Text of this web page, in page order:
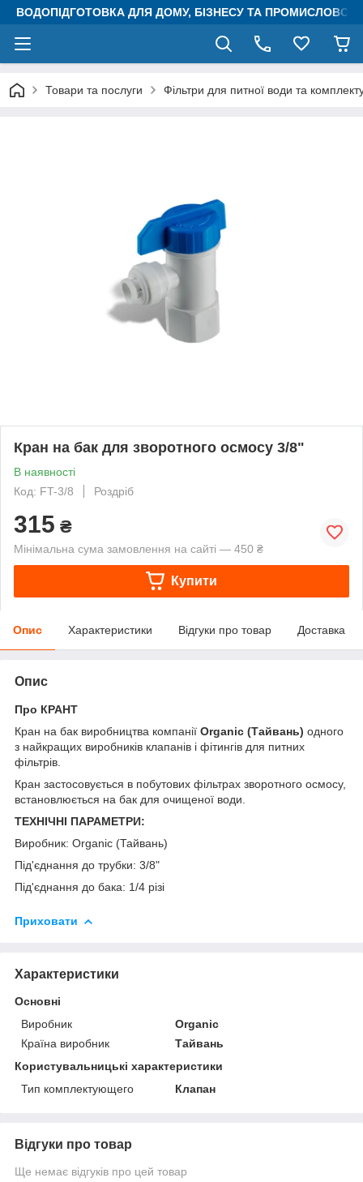
ВОДОПІДГОТОВКА ДЛЯ ДОМУ, БІЗНЕСУ ТА
Товари та послуги Фільтри для питної води та
Кран на бак для зворотного осмосу 3/8"
В наявності
Код: FT-3/8
Роздріб
315 ₴
Мінімальна сума замовлення на сайті — 450 ₴
Купити
Опис Характеристики Відгуки про товар Доставка
Опис
Про КРАНТ
Кран на бак виробництва компанії Organic (Тайвань) одного
з найкращих виробників клапанів і фітингів для питних
фільтрів.
Кран застосовується в побутових фільтрах зворотного осмосу,
встановлюється на бак для очищеної води.
ТЕХНІЧНІ ПАРАМЕТРИ:
Виробник: Organic (Тайвань)
Під'єднання до трубки: 3/8"
Під'єднання до бака: 1/4 різі
Приховати
Характеристики
Основні
Виробник
Organic
Країна виробник
Тайвань
Користувальницькі характеристики
Тип комплектующего
Клапан
Відгуки про товар
Ще немає відгуків про цей товар